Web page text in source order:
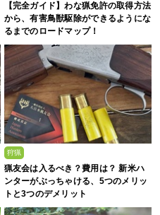
【完全ガイド】わな猟免許の取得方法
から、有害鳥獣駆除ができるようにな
るまでのロードマップ！
狩猟
猟友会は入るべき？費用は？ 新米ハ
ンターがぶっちゃける、5つのメリッ
トと3つのデメリット